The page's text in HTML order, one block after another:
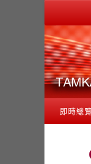
即時總